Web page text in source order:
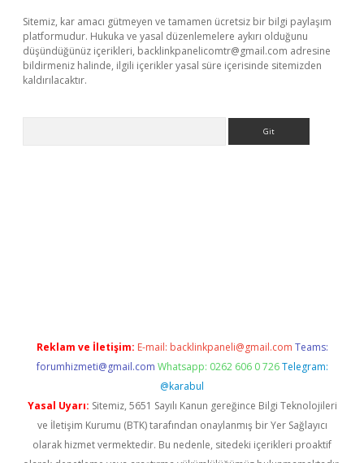
Sitemiz, kar amacı gütmeyen ve tamamen ücretsiz bir bilgi paylaşım
platformudur. Hukuka ve yasal düzenlemelere aykırı olduğunu
düşündüğünüz içerikleri, backlinkpanelicomtr@gmail.com adresine
bildirmeniz halinde, ilgili içerikler yasal süre içerisinde sitemizden
kaldırılacaktır.
Reklam ve İletişim: E-mail: backlinkpaneli@gmail.com Teams:
forumhizmeti@gmail.com Whatsapp: 0262 606 0 726 Telegram:
@karabul
Yasal Uyarı: Sitemiz, 5651 Sayılı Kanun gereğince Bilgi Teknolojileri
ve İletişim Kurumu (BTK) tarafından onaylanmış bir Yer Sağlayıcı
olarak hizmet vermektedir. Bu nedenle, sitedeki içerikleri proaktif